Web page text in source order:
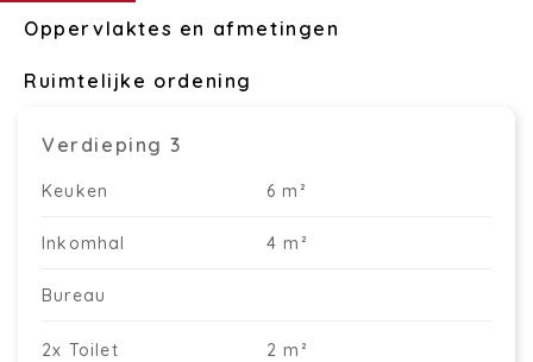
Oppervlaktes en afmetingen
Ruimtelijke ordening
Verdieping 3
Keuken 6 m²
Inkomhal 4 m²
Bureau
2x Toilet 2 m²